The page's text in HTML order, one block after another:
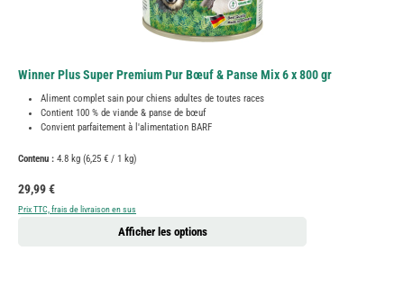
Winner Plus Super Premium Pur Bœuf & Panse Mix 6 x 800 gr
Aliment complet sain pour chiens adultes de toutes races
Contient 100 % de viande & panse de bœuf
Convient parfaitement à l'alimentation BARF
Contenu : 4.8 kg (6,25 € / 1 kg)
Prix régulier :
29,99 €
Prix TTC, frais de livraison en sus
Afficher les options